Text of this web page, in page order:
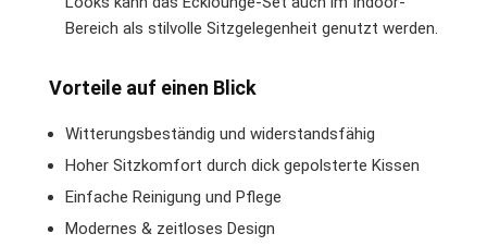
Bereich als stilvolle Sitzgelegenheit genutzt werden.
Vorteile auf einen Blick
Witterungsbeständig und widerstandsfähig
Hoher Sitzkomfort durch dick gepolsterte Kissen
Einfache Reinigung und Pflege
Modernes & zeitloses Design